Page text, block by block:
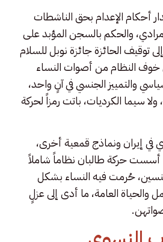
أحكام الإعدام بحق الناشطات
والحكم بالسجن المؤبد على
توقيف الحائزة جائزة نوبل للسلام
النظام من أصوات النساء
والتمييز الجنسي في آنٍ واحد،
سيما الكرديات، باتت رمزاً لحركة
في إيران ونماذج قمعية أخرى،
أسست حركة طالبان نظاماً شاملاً
حُرمت فيه النساء بشكل
والحياة العامة، ما أدى إلى عزلٍ